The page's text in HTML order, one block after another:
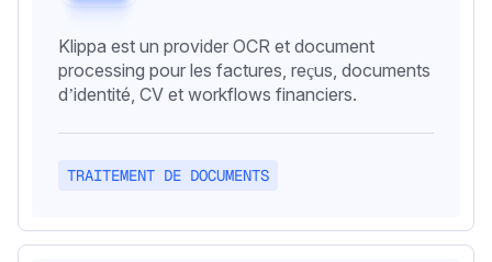
Klippa est un provider OCR et document
processing pour les factures, reçus, documents
d’identité, CV et workflows financiers.
TRAITEMENT DE DOCUMENTS